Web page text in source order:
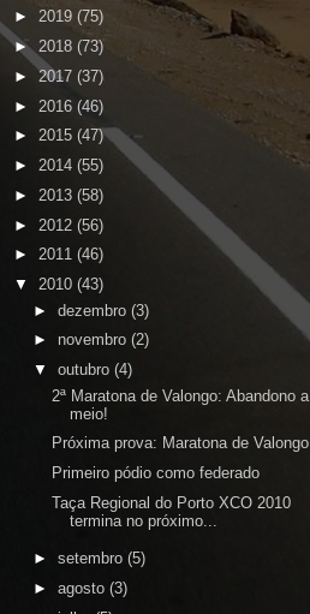
► 2019 (75)
► 2018 (73)
► 2017 (37)
► 2016 (46)
► 2015 (47)
► 2014 (55)
► 2013 (58)
► 2012 (56)
► 2011 (46)
▼ 2010 (43)
► dezembro (3)
► novembro (2)
▼ outubro (4)
2ª Maratona de Valongo: Abandono a
meio!
Próxima prova: Maratona de Valongo
Primeiro pódio como federado
Taça Regional do Porto XCO 2010
termina no próximo...
► setembro (5)
► agosto (3)